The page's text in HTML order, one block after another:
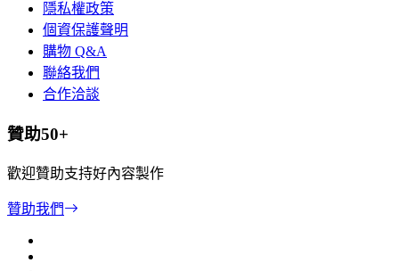
隱私權政策
個資保護聲明
購物 Q&A
聯絡我們
合作洽談
贊助50+
歡迎贊助支持好內容製作
贊助我們